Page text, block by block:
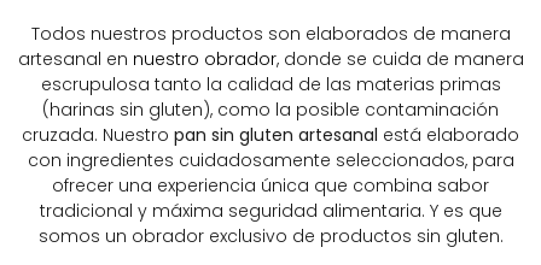
Todos nuestros productos son elaborados de manera
artesanal en nuestro obrador, donde se cuida de manera
escrupulosa tanto la calidad de las materias primas
(harinas sin gluten), como la posible contaminación
cruzada. Nuestro pan sin gluten artesanal está elaborado
con ingredientes cuidadosamente seleccionados, para
ofrecer una experiencia única que combina sabor
tradicional y máxima seguridad alimentaria. Y es que
somos un obrador exclusivo de productos sin gluten.